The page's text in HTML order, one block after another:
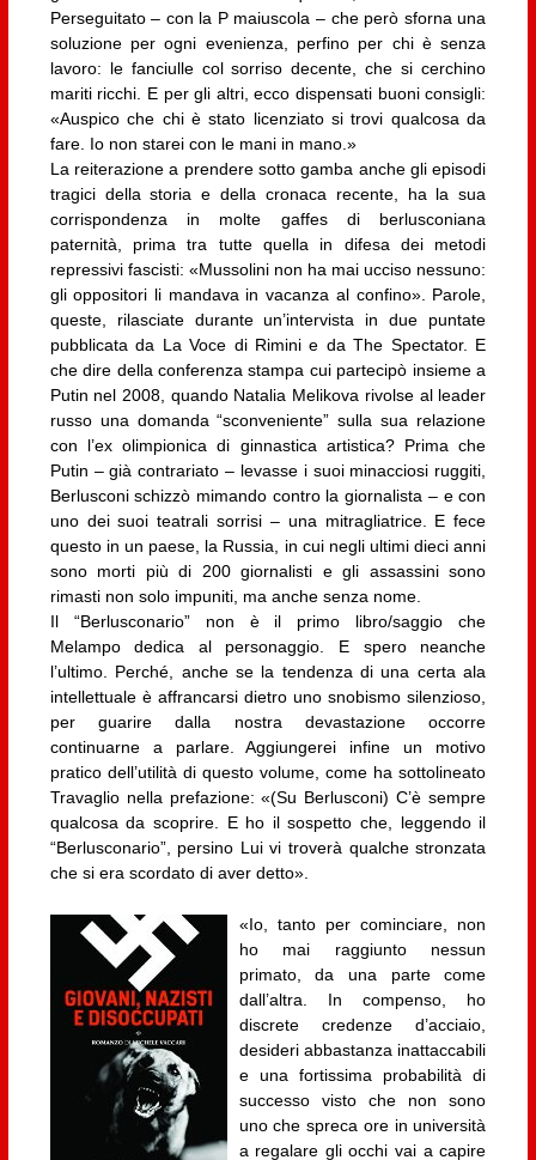
Perseguitato – con la P maiuscola – che però sforna una
soluzione per ogni evenienza, perfino per chi è senza
lavoro: le fanciulle col sorriso decente, che si cerchino
mariti ricchi. E per gli altri, ecco dispensati buoni consigli:
«Auspico che chi è stato licenziato si trovi qualcosa da
fare. Io non starei con le mani in mano.»
La reiterazione a prendere sotto gamba anche gli episodi
tragici della storia e della cronaca recente, ha la sua
corrispondenza in molte gaffes di berlusconiana
paternità, prima tra tutte quella in difesa dei metodi
repressivi fascisti: «Mussolini non ha mai ucciso nessuno:
gli oppositori li mandava in vacanza al confino». Parole,
queste, rilasciate durante un’intervista in due puntate
pubblicata da La Voce di Rimini e da The Spectator. E
che dire della conferenza stampa cui partecipò insieme a
Putin nel 2008, quando Natalia Melikova rivolse al leader
russo una domanda “sconveniente” sulla sua relazione
con l’ex olimpionica di ginnastica artistica? Prima che
Putin – già contrariato – levasse i suoi minacciosi ruggiti,
Berlusconi schizzò mimando contro la giornalista – e con
uno dei suoi teatrali sorrisi – una mitragliatrice. E fece
questo in un paese, la Russia, in cui negli ultimi dieci anni
sono morti più di 200 giornalisti e gli assassini sono
rimasti non solo impuniti, ma anche senza nome.
Il “Berlusconario” non è il primo libro/saggio che
Melampo dedica al personaggio. E spero neanche
l’ultimo. Perché, anche se la tendenza di una certa ala
intellettuale è affrancarsi dietro uno snobismo silenzioso,
per guarire dalla nostra devastazione occorre
continuarne a parlare. Aggiungerei infine un motivo
pratico dell’utilità di questo volume, come ha sottolineato
Travaglio nella prefazione: «(Su Berlusconi) C’è sempre
qualcosa da scoprire. E ho il sospetto che, leggendo il
“Berlusconario”, persino Lui vi troverà qualche stronzata
che si era scordato di aver detto».
«Io, tanto per cominciare, non
ho mai raggiunto nessun
primato, da una parte come
dall’altra. In compenso, ho
discrete credenze d’acciaio,
desideri abbastanza inattaccabili
e una fortissima probabilità di
successo visto che non sono
uno che spreca ore in università
a regalare gli occhi vai a capire